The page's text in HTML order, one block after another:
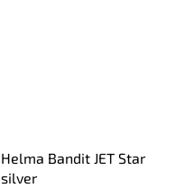
Helma Bandit JET Star
silver